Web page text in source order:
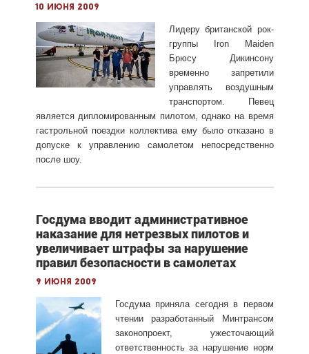
10 июня 2009
Лидеру британской рок-
группы Iron Maiden
Брюсу Дикинсону
временно запретили
управлять воздушным
транспортом. Певец
является дипломированным пилотом, однако на время
гастрольной поездки коллектива ему было отказано в
допуске к управлению самолетом непосредственно
после шоу.
Госдума вводит административное
наказание для нетрезвых пилотов и
увеличивает штрафы за нарушение
правил безопасности в самолетах
9 июня 2009
Госдума приняла сегодня в первом
чтении разработанный Минтрансом
законопроект, ужесточающий
ответственность за нарушение норм